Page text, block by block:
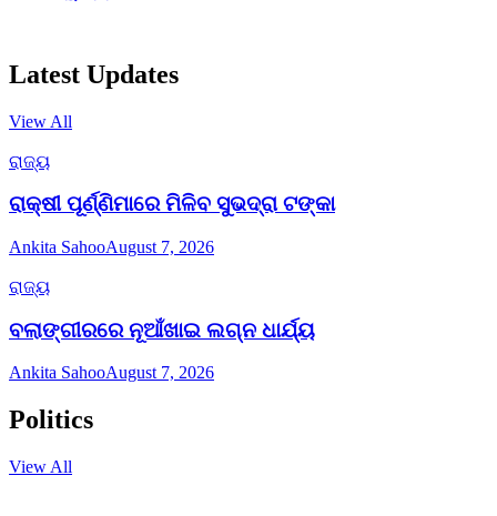
Latest Updates
View All
ରାଜ୍ୟ
ରାକ୍ଷୀ ପୂର୍ଣ୍ଣିମାରେ ମିଳିବ ସୁଭଦ୍ରା ଟଙ୍କା
Ankita SahooAugust 7, 2026
ରାଜ୍ୟ
ବଲାଙ୍ଗୀରରେ ନୂଆଁଖାଇ ଲଗ୍ନ ଧାର୍ଯ୍ୟ
Ankita SahooAugust 7, 2026
Politics
View All